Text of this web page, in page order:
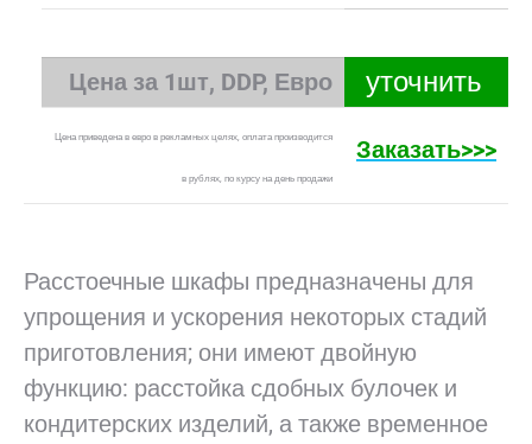
Цена за 1шт, DDP, Евро уточнить
Цена приведена в евро в рекламных целях, оплата производится
в рублях, по курсу на день продажи
Заказать>>>
Расстоечные шкафы предназначены для
упрощения и ускорения некоторых стадий
приготовления; они имеют двойную
функцию: расстойка сдобных булочек и
кондитерских изделий, а также временное